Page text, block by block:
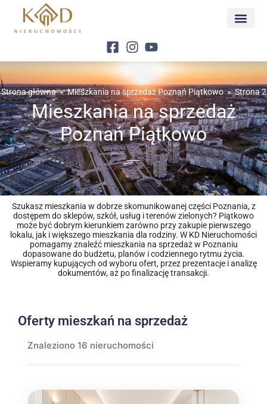
Strona główna » Mieszkania na sprzedaż Poznań Piątkowo » Strona 2
Mieszkania na sprzedaż
Poznań Piątkowo
Szukasz mieszkania w dobrze skomunikowanej części Poznania, z
dostępem do sklepów, szkół, usług i terenów zielonych? Piątkowo
może być dobrym kierunkiem zarówno przy zakupie pierwszego
lokalu, jak i większego mieszkania dla rodziny. W KD Nieruchomości
pomagamy znaleźć mieszkania na sprzedaż w Poznaniu
dopasowane do budżetu, planów i codziennego rytmu życia.
Wspieramy kupujących od wyboru ofert, przez prezentacje i analizę
dokumentów, aż po finalizację transakcji.
Oferty mieszkań na sprzedaż
Znaleziono 16 nieruchomości